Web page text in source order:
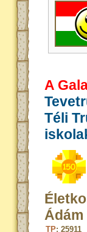
A
Téli
Ádám
TP: 25911